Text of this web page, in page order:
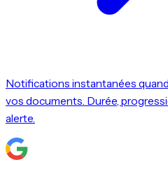
Notifications instantanées
vos documents. Durée,
alerte.